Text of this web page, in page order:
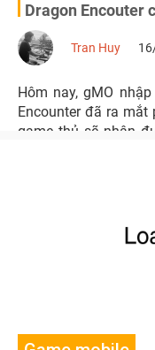
Dragon Encouter
Tran Huy
Hôm nay, gMO
Encounter đã ra mắt
game thủ sẽ nhận